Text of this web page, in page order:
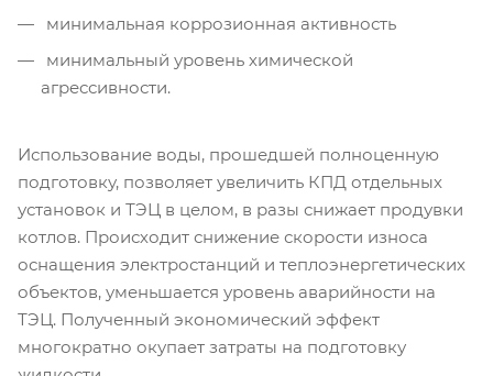
минимальная коррозионная активность
минимальный уровень химической
агрессивности.
Использование воды, прошедшей полноценную
подготовку, позволяет увеличить КПД отдельных
установок и ТЭЦ в целом, в разы снижает продувки
котлов. Происходит снижение скорости износа
оснащения электростанций и теплоэнергетических
объектов, уменьшается уровень аварийности на
ТЭЦ. Полученный экономический эффект
многократно окупает затраты на подготовку